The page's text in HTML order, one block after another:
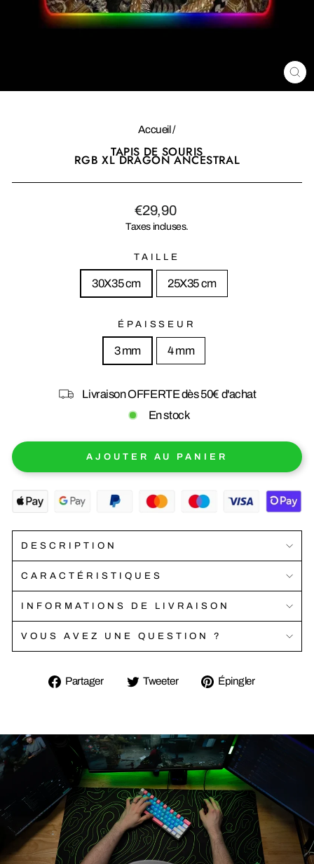
Accueil /
TAPIS DE SOURIS
RGB XL DRAGON ANCESTRAL
Prix
régulier
Prix
réduit
€29,90
Taxes incluses.
TAILLE
30X35 cm 25X35 cm
ÉPAISSEUR
3 mm 4 mm
Livraison OFFERTE dès 50€ d'achat
En stock
AJOUTER AU PANIER
DESCRIPTION
CARACTÉRISTIQUES
INFORMATIONS DE LIVRAISON
VOUS AVEZ UNE QUESTION ?
Partager
PartagerTweeter
TweeterÉpingler